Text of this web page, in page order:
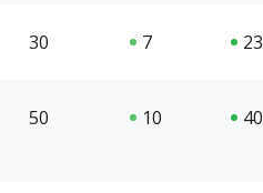
30 7 23
50 10 40